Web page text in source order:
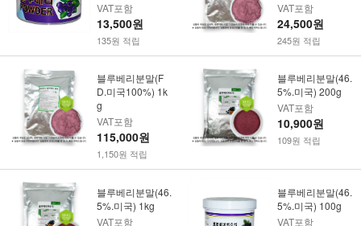
VAT포함
13,500원
135원 적립
VAT포함
24,500원
245원 적립
블루베리분말(F
D.미국100%) 1k
g
VAT포함
115,000원
1,150원 적립
블루베리분말(46.
5%.미국) 200g
VAT포함
10,900원
109원 적립
블루베리분말(46.
5%.미국) 1kg
VAT포함
블루베리분말(46.
5%.미국) 100g
VAT포함